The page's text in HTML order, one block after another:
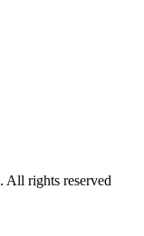
. All rights reserved